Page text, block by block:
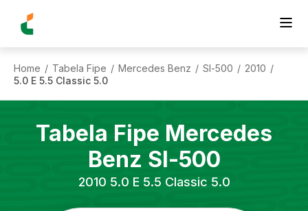
Home / Tabela Fipe / Mercedes Benz / Sl-500 / 2010 /
5.0 E 5.5 Classic 5.0
Tabela Fipe Mercedes
Benz Sl-500
2010 5.0 E 5.5 Classic 5.0